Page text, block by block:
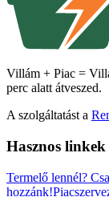
Villám + Piac =
perc alatt átveszed.
A szolgáltatást a
Hasznos linkek
Termelő lennél?
hozzánk!